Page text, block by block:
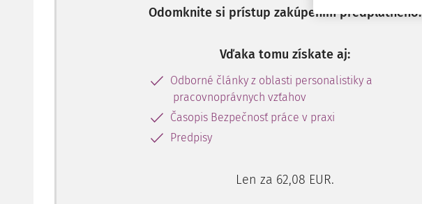
Odomknite si prístup zakúpením predplatného.
Vďaka tomu získate aj:
Odborné články z oblasti personalistiky a
pracovnoprávnych vzťahov
Časopis Bezpečnosť práce v praxi
Predpisy
Len za 62,08 EUR.